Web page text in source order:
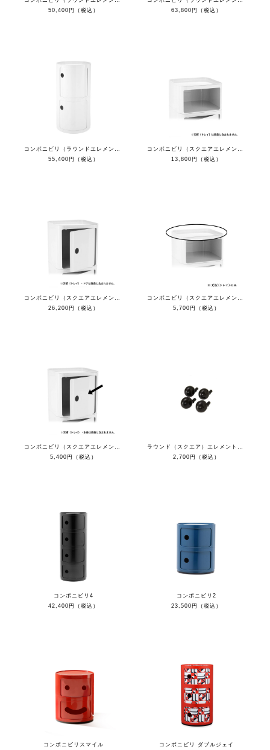
50,400円（税込）
63,800円（税込）
55,400円（税込）
13,800円（税込）
26,200円（税込）
5,700円（税込）
5,400円（税込）
2,700円（税込）
コンポニビリ4
42,400円（税込）
コンポニビリ2
23,500円（税込）
コンポニビリスマイル
コンポニビリ ダブルジェイ